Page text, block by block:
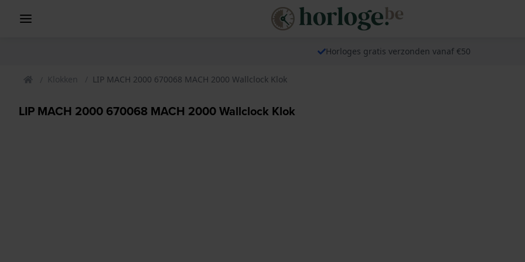
Horloges gratis verzonden vanaf €50
Klokken LIP MACH 2000 670068 MACH 2000 Wallclock Klok
LIP MACH 2000 670068 MACH 2000 Wallclock Klok